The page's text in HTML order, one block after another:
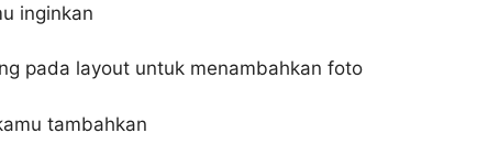
inginkan
pada layout untuk menambahkan foto
tambahkan